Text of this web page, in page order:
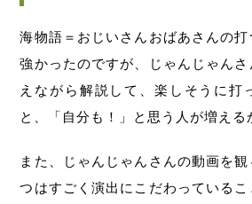
海物語＝おじいさんおばあさんの
強かったのですが、じゃんじゃん
えながら解説して、楽しそうに打
と、「自分も！」と思う人が増える
また、じゃんじゃんさんの動画を
つはすごく演出にこだわっているこ